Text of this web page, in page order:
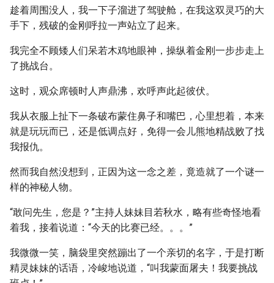
趁着周围没人，我一下子溜进了驾驶舱，在我这双灵巧的大
手下，残破的金刚呼拉一声站立了起来。
我完全不顾矮人们呆若木鸡地眼神，操纵着金刚一步步走上
了挑战台。
这时，观众席顿时人声鼎沸，欢呼声此起彼伏。
我从衣服上扯下一条破布蒙住鼻子和嘴巴，心里想着，本来
就是玩玩而已，还是低调点好，免得一会儿熊地精战败了找
我报仇。
然而我自然没想到，正因为这一念之差，竟造就了一个谜一
样的神秘人物。
“敢问先生，您是？”主持人妹妹目若秋水，略有些奇怪地看
着我，接着说道：“今天的比赛已经。。。”
我微微一笑，脑袋里突然蹦出了一个亲切的名字，于是打断
精灵妹妹的话语，冷峻地说道，“叫我蒙面屠夫！我要挑战